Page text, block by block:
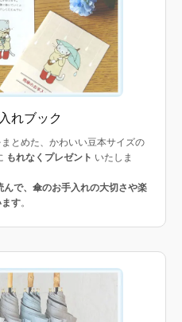
れブック
とめた、かわいい豆本サイズの
もれなくプレゼント いたしま
で、傘のお手入れの大切さや楽
す。